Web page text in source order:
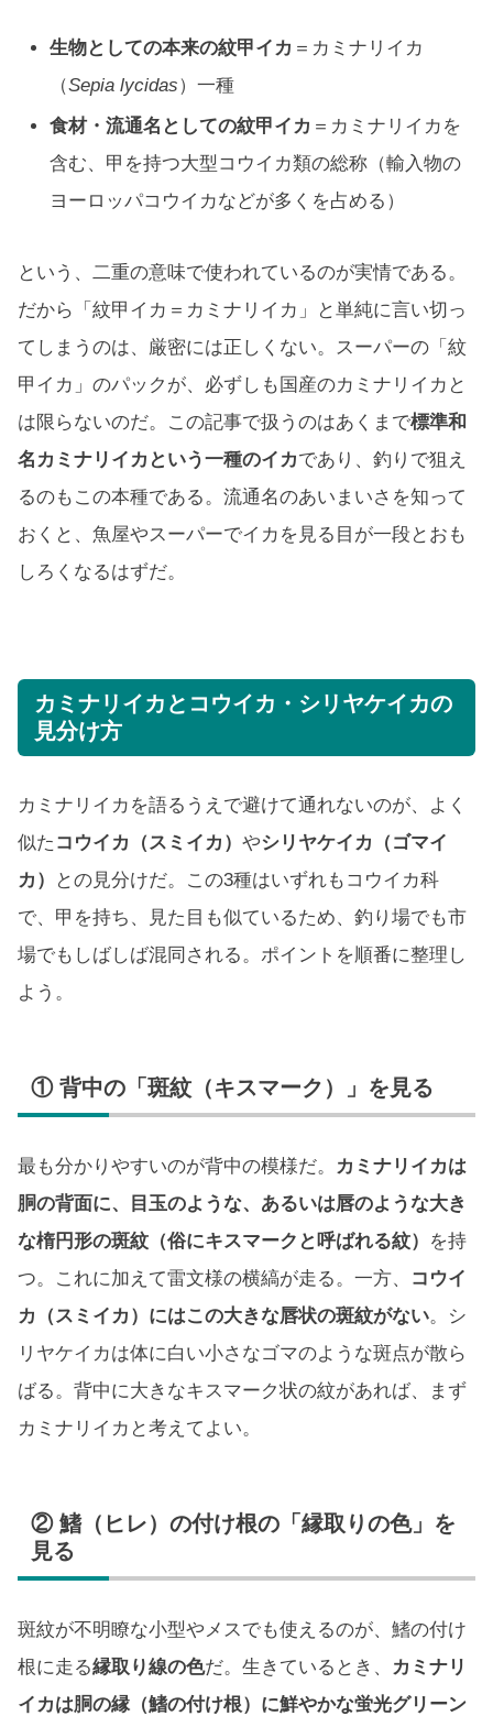
生物としての本来の紋甲イカ ＝カミナリイカ
（Sepia lycidas）一種
食材・流通名としての紋甲イカ ＝カミナリイカを
含む、甲を持つ大型コウイカ類の総称（輸入物の
ヨーロッパコウイカなどが多くを占める）
という、二重の意味で使われているのが実情である。
だから「紋甲イカ＝カミナリイカ」と単純に言い切っ
てしまうのは、厳密には正しくない。スーパーの「紋
甲イカ」のパックが、必ずしも国産のカミナリイカと
は限らないのだ。この記事で扱うのはあくまで標準和
名カミナリイカという一種のイカであり、釣りで狙え
るのもこの本種である。流通名のあいまいさを知って
おくと、魚屋やスーパーでイカを見る目が一段とおも
しろくなるはずだ。
カミナリイカとコウイカ・シリヤケイカの
見分け方
カミナリイカを語るうえで避けて通れないのが、よく
似た コウイカ（スミイカ） やシリヤケイカ（ゴマイ
カ）
との見分けだ。この3種はいずれもコウイカ科
で、甲を持ち、見た目も似ているため、釣り場でも市
場でもしばしば混同される。ポイントを順番に整理し
よう。
① 背中の「斑紋（キスマーク）」を見る
最も分かりやすいのが背中の模様だ。
カミナリイカは
胴の背面に、目玉のような、あるいは唇のような大き
な楕円形の斑紋（俗にキスマークと呼ばれる紋）
を持
つ。これに加えて雷文様の横縞が走る。一方、
コウイ
カ（スミイカ）にはこの大きな唇状の斑紋がない。シ
リヤケイカは体に白い小さなゴマのような斑点が散ら
ばる。背中に大きなキスマーク状の紋があれば、まず
カミナリイカと考えてよい。
② 鰭（ヒレ）の付け根の「縁取りの色」を
見る
斑紋が不明瞭な小型やメスでも使えるのが、鰭の付け
根に走る縁取り線の色だ。生きているとき、
カミナリ
イカは胴の縁（鰭の付け根）に鮮やかな蛍光グリーン